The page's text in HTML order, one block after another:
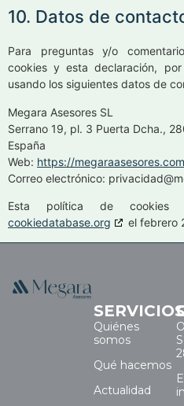
10. Datos de
Para preguntas y/o
cookies y esta declaración,
usando los siguientes datos de
Megara Asesores SL
Serrano 19, pl. 3 Puerta Dcha.,
España
Web: https://megaraasesores.com
Correo electrónico: privacidad@
Esta política de cookies
cookiedatabase.org
el febrero
SERVICIOS
Quiénes
somos
Qué hacemos
Actualidad